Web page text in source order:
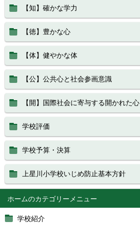
ホーム
学校紹介
【知】確かな学力
【徳】豊かな心
【体】健やかな体
【公】公共心と社会参画意識
【開】国際社会に寄与する開かれた心
学校評価
学校予算・決算
上星川小学校いじめ防止基本方針